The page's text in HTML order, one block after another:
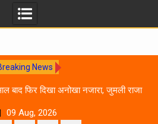
News
बाद फिर दिखा अनोखा नजारा, जुमली राजा
09 Aug, 2026